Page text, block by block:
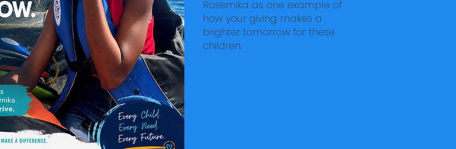
Rosemika as one example of
how your giving makes a
brighter tomorrow for these
children.